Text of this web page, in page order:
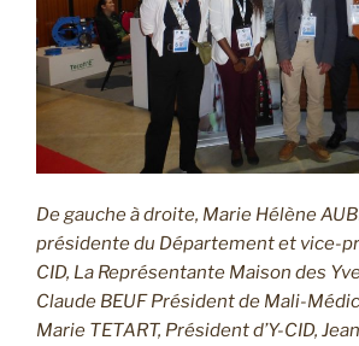
De gauche à droite, Marie Hélène
présidente du Département et vice-
CID, La Représentante Maison des
Claude BEUF Président de Mali-
Marie TETART, Président d’Y-CID,